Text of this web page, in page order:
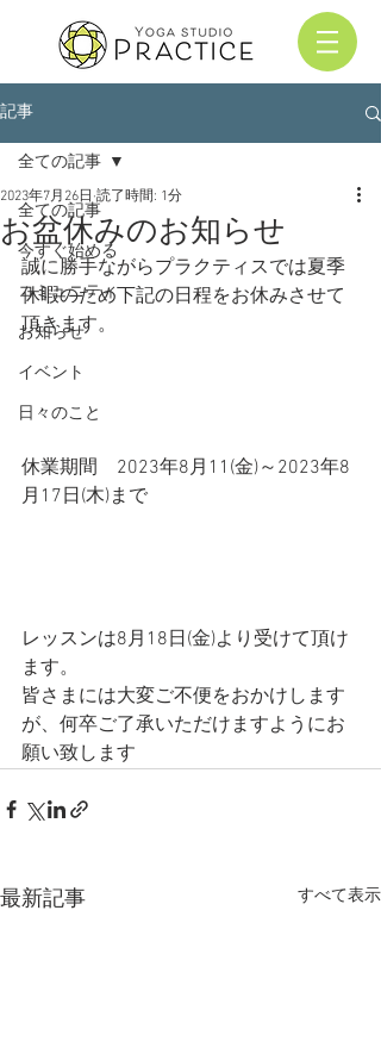
記事
全ての記事
今すぐ始める
コミュニティ
お知らせ
イベント
日々のこと
全ての記事
お盆休みのお知らせ
2023年7月26日 読了時間: 1分
誠に勝手ながらプラクティスでは夏季
休暇のため下記の日程をお休みさせて
頂きます。
休業期間　2023年8月11(金)～2023年8
月17日(木)まで
レッスンは8月18日(金)より受けて頂け
ます。
皆さまには大変ご不便をおかけします
が、何卒ご了承いただけますようにお
願い致します
最新記事 すべて表示